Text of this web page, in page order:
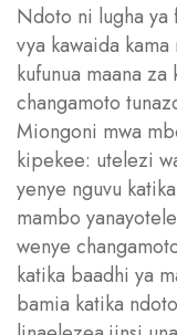
Ndoto ni lugha
vya kawaida
kufunua maana
changamoto
Miongoni mwa
kipekee: utelezi
yenye nguvu
mambo
wenye
katika baadhi ya
bamia katika